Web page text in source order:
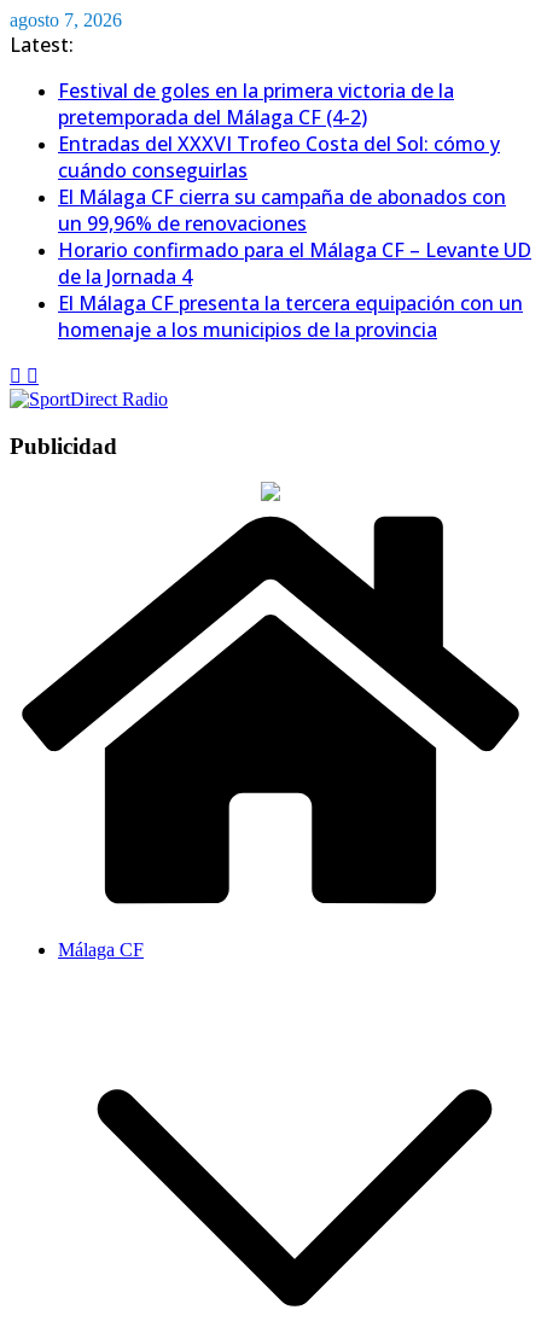
Saltar
al
agosto 7, 2026
Latest:
Festival de goles en la primera victoria de la
pretemporada del Málaga CF (4-2)
Entradas del XXXVI Trofeo Costa del Sol: cómo y
cuándo conseguirlas
El Málaga CF cierra su campaña de abonados con
un 99,96% de renovaciones
Horario confirmado para el Málaga CF – Levante UD
de la Jornada 4
El Málaga CF presenta la tercera equipación con un
homenaje a los municipios de la provincia
Publicidad
Málaga CF